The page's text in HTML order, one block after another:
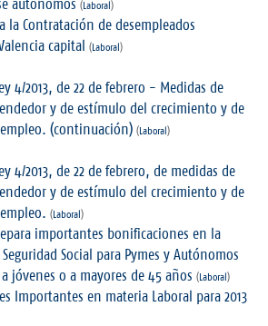
(Laboral)
la Contratación de desempleados
capital (Laboral)
4/2013, de 22 de febrero - Medidas de
y de estímulo del crecimiento y de
(continuación) (Laboral)
4/2013, de 22 de febrero, de medidas de
y de estímulo del crecimiento y de
(Laboral)
importantes bonificaciones en la
Social para Pymes y Autónomos
jóvenes o a mayores de 45 años (Laboral)
Importantes en materia Laboral para 2013